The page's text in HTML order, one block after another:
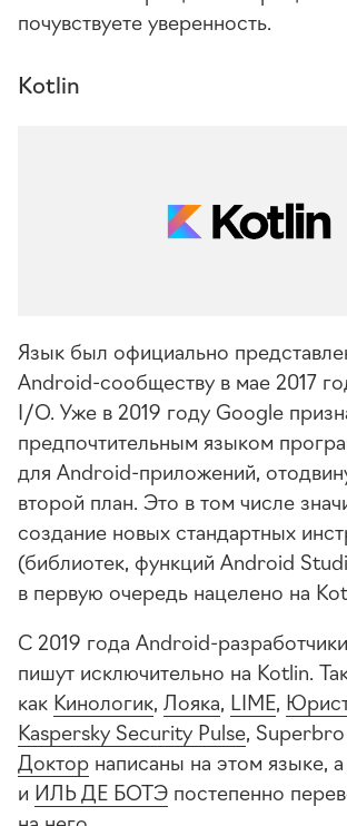
почувствуете уверенность.
Kotlin
Язык был официально
Android-сообществу в мае 2017
I/O. Уже в 2019 году Google
предпочтительным языком
для Android-приложений,
второй план. Это в том числе
создание новых стандартных
(библиотек, функций Android
в первую очередь нацелено на
С 2019 года Android-разработчики
пишут исключительно на Kotlin.
как Кинологик, Лояка, LIME,
Kaspersky Security Pulse,
Доктор написаны на этом языке, а
и ИЛЬ ДЕ БОТЭ постепенно